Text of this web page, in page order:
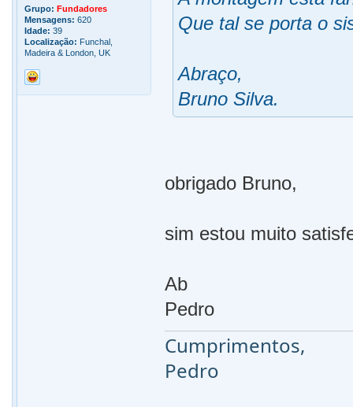
Grupo: Fundadores
Mensagens: 620
Idade: 39
Localização: Funchal,
Madeira & London, UK
Que tal se porta o
Abraço,
Bruno Silva.
obrigado Bruno,
sim estou muito
Ab
Pedro
Cumprimentos,
Pedro